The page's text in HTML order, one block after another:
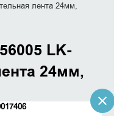
лента 24мм,
LK-
24мм,